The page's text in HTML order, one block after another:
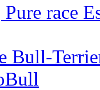
race
Bull-